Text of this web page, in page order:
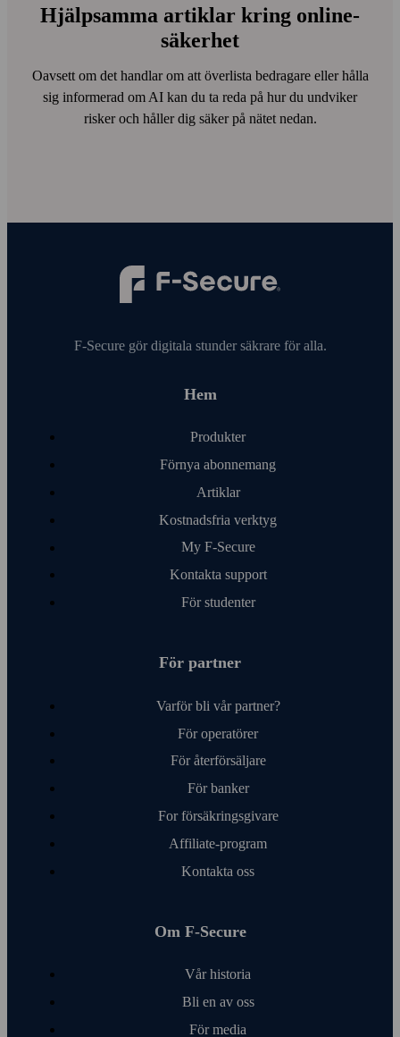
Hjälpsamma artiklar kring online­
säkerhet
Oavsett om det handlar om att överlista bedragare eller hålla
sig informerad om AI kan du ta reda på hur du undviker
risker och håller dig säker på nätet nedan.
F‑Secure gör digitala stunder säkrare för alla.
Hem
Produkter
Förnya abonnemang
Artiklar
Kostnads­fria verktyg
My F‑Secure
Kontakta support
För studenter
För partner
Varför bli vår partner?
För operatörer
För åter­försäljare
För banker
For försäkringsgivare
Affiliate-program
Kontakta oss
Om F‑Secure
Vår historia
Bli en av oss
För media